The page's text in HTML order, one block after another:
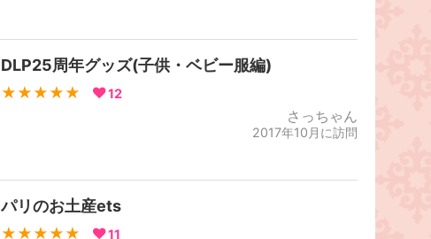
DLP25周年グッズ(子供・ベビー服編)
★★★★★ 12
さっちゃん
2017年10月に訪問
パリのお土産ets
★★★★★ 11